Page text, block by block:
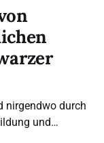
nirgendwo durch
und